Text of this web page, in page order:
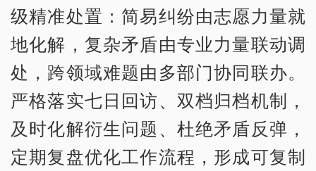
级精准处置：简易纠纷由志愿力量就
地化解，复杂矛盾由专业力量联动调
处，跨领域难题由多部门协同联办。
严格落实七日回访、双档归档机制，
及时化解衍生问题、杜绝矛盾反弹，
定期复盘优化工作流程，形成可复制